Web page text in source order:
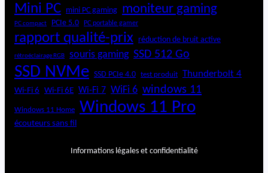
Mini PC mini PC gaming moniteur gaming
PC compact PCIe 5.0 PC portable gamer
rapport qualité-prix réduction de bruit active
rétroéclairage RGB souris gaming SSD 512 Go
SSD NVMe SSD PCIe 4.0 test produit Thunderbolt 4
Wi-Fi 6 Wi-Fi 6E Wi-Fi 7 WiFi 6 windows 11
Windows 11 Home Windows 11 Pro
écouteurs sans fil
Informations légales et confidentialité